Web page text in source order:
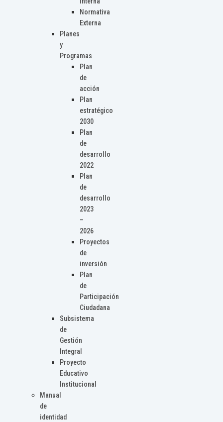
Normativa
Externa
Planes
y
Programas
Plan
de
acción
Plan
estratégico
2030
Plan
de
desarrollo
2022
Plan
de
desarrollo
2023
–
2026
Proyectos
de
inversión
Plan
de
Participación
Ciudadana
Subsistema
de
Gestión
Integral
Proyecto
Educativo
Institucional
Manual
de
identidad